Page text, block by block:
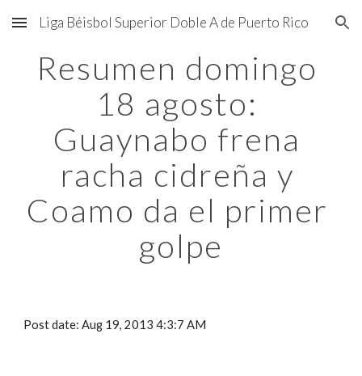
Skip to main content Skip to navigation
Liga Béisbol Superior Doble A de Puerto Rico
Resumen domingo
18 agosto:
Guaynabo frena
racha cidreña y
Coamo da el primer
golpe
Post date: Aug 19, 2013 4:3:7 AM